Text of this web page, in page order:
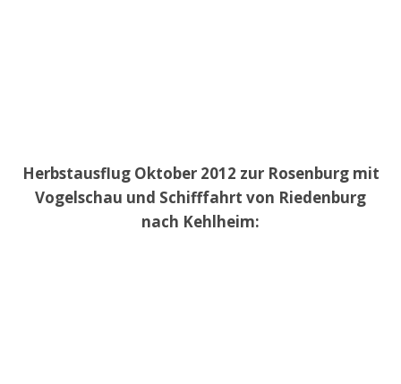
Herbstausflug Oktober 2012 zur Rosenburg mit
Vogelschau und Schifffahrt von Riedenburg
nach Kehlheim: